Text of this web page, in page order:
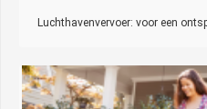
Luchthavenvervoer: voor een